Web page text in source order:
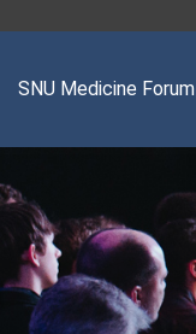
SNU Medicine Forum